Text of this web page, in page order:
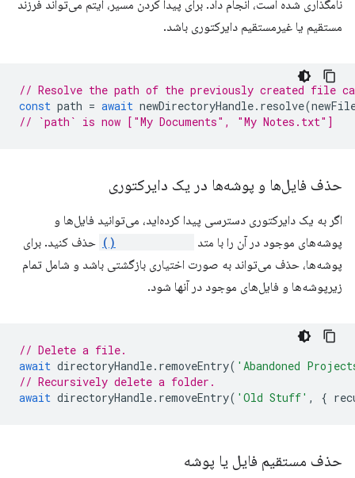
نامگذاری شده است، انجام داد. برای پیدا کردن مسیر، آیتم می‌تواند فرزند
مستقیم یا غیرمستقیم دایرکتوری باشد.
// Resolve the path of the previously created file
const path = await newDirectoryHandle. resolve(
// `path` is now ["My Documents", "My Notes.txt"]
حذف فایل‌ها و پوشه‌ها در یک دایرکتوری
اگر به یک دایرکتوری دسترسی پیدا کرده‌اید، می‌توانید فایل‌ها و
پوشه‌های موجود در آن را با متد
حذف کنید. برای
پوشه‌ها، حذف می‌تواند به صورت اختیاری بازگشتی باشد و شامل تمام
زیرپوشه‌ها و فایل‌های موجود در آنها شود.
// Delete a file.
await directoryHandle. removeEntry( 'Abandoned
// Recursively delete a folder.
await directoryHandle. removeEntry( 'Old Stuff' , {
حذف مستقیم فایل یا پوشه